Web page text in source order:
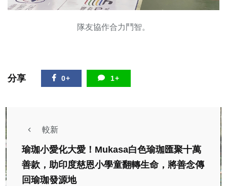
隊友協作合力鬥智。
分享 0+ 1+
較新
瑜珈小愛化大愛！Mukasa白色瑜珈匯聚十萬
善款，助印度慈恩小學童翻轉生命，將善念傳
回瑜珈發源地